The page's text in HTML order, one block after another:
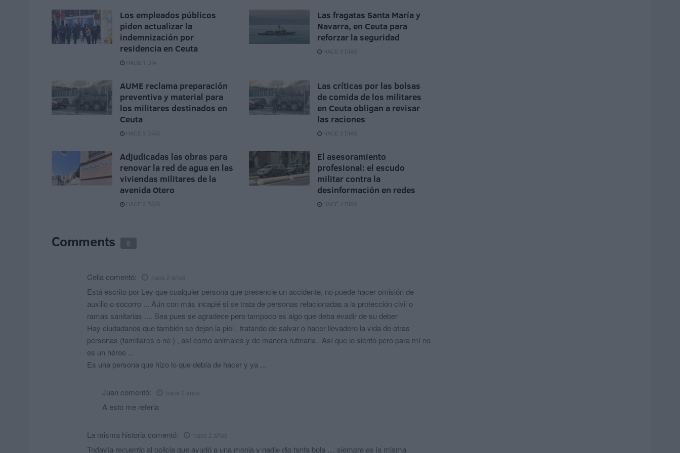
Los empleados públicos
piden actualizar la
indemnización por
residencia en Ceuta
HACE 1 DÍA
Las fragatas Santa María y
Navarra, en Ceuta para
reforzar la seguridad
HACE 3 DÍAS
AUME reclama preparación
preventiva y material para
los militares destinados en
Ceuta
HACE 3 DÍAS
Las críticas por las bolsas
de comida de los militares
en Ceuta obligan a revisar
las raciones
HACE 3 DÍAS
Adjudicadas las obras para
renovar la red de agua en las
viviendas militares de la
avenida Otero
HACE 3 DÍAS
El asesoramiento
profesional: el escudo
militar contra la
desinformación en redes
HACE 4 DÍAS
Comments 8
Celia comentó: hace 2 años
Está escrito por Ley que cualquier persona que presencie un accidente, no puede hacer omisión de
auxilio o socorro ... Aún con más incapié si se trata de personas relacionadas a la protección civil o
ramas sanitarias .... Sea pues se agradece pero tampoco es algo que deba evadir de su deber
Hay ciudadanos que también se dejan la piel , tratando de salvar o hacer llevadero la vida de otras
personas (familiares o no ) , así como animales y de manera rutinaria . Así que lo siento pero para mí no
es un héroe ...
Es una persona que hizo lo que debía de hacer y ya ...
Juan comentó: hace 2 años
A esto me referia
La misma historia comentó: hace 2 años
Todavía recuerdo al policia que ayudó a una monja y nadie dio tanta bola … siempre es la misma